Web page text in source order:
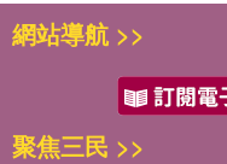
網站導航 >>
聚焦三民 >>